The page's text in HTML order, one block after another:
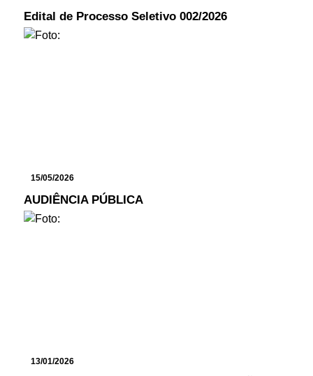
Edital de Processo Seletivo 002/2026
15/05/2026
AUDIÊNCIA PÚBLICA
13/01/2026